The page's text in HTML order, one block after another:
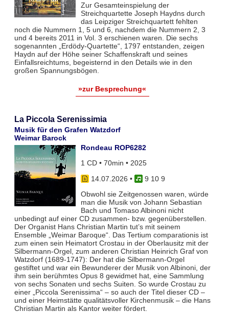
Zur Gesamteinspielung der
Streichquartette Joseph Haydns durch
das Leipziger Streichquartett fehlten
noch die Nummern 1, 5 und 6, nachdem die Nummern 2, 3
und 4 bereits 2011 in Vol. 3 erschienen waren. Die sechs
sogenannten „Erdödy-Quartette“, 1797 entstanden, zeigen
Haydn auf der Höhe seiner Schaffenskraft und seines
Einfallsreichtums, begeisternd in den Details wie in den
großen Spannungsbögen.
»zur Besprechung«
La Piccola Serenissimia
Musik für den Grafen Watzdorf
Weimar Barock
Rondeau ROP6282
1 CD • 70min • 2025
14.07.2026 •
9 10 9
Obwohl sie Zeitgenossen waren, würde
man die Musik von Johann Sebastian
Bach und Tomaso Albinoni nicht
unbedingt auf einer CD zusammen- bzw. gegenüberstellen.
Der Organist Hans Christian Martin tut’s mit seinem
Ensemble „Weimar Baroque“. Das Tertium comparationis ist
zum einen sein Heimatort Crostau in der Oberlausitz mit der
Silbermann-Orgel, zum anderen Christian Heinrich Graf von
Watzdorf (1689-1747): Der hat die Silbermann-Orgel
gestiftet und war ein Bewunderer der Musik von Albinoni, der
ihm sein berühmtes Opus 8 gewidmet hat, eine Sammlung
von sechs Sonaten und sechs Suiten. So wurde Crostau zu
einer „Piccola Serenissima“ – so auch der Titel dieser CD –
und einer Heimstätte qualitätsvoller Kirchenmusik – die Hans
Christian Martin als Kantor weiter fördert.